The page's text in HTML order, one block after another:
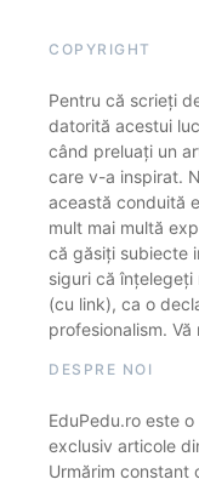
COPYRIGHT
Pentru că scrieți
datorită acestui
când preluați un
care v-a inspirat.
această conduită
mult mai multă
că găsiți subiecte
siguri că înțelegeți
(cu link), ca o
profesionalism. Vă
DESPRE NOI
EduPedu.ro este
exclusiv articole
Urmărim constant